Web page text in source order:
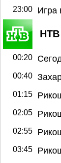
23:00 Игра
НТВ
00:20
00:40
01:15
02:05
02:55
03:45